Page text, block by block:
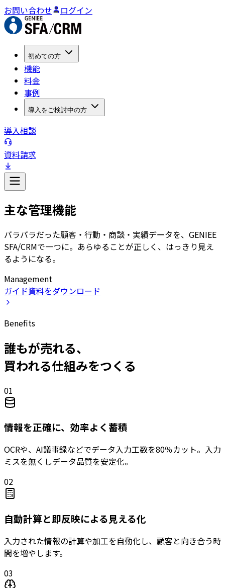
お問い合わせ ログイン
初めての方
機能
料金
事例
導入をご検討中の方
導入相談
資料請求
主な管理機能
バラバラだった顧客・行動・商談・実績データを、GENIEE
SFA/CRMで一つに。あらゆることが正しく、はっきり見え
るようになる。
Management
ガイド資料をダウンロード
Benefits
誰もが売れる、
買われる仕組みをつくる
01
情報を正確に、効率よく蓄積
OCRや、AI議事録などでデータ入力工数を80％カット。入力
ミスを無くしデータ品質を安定化。
02
自動計算と即反映による見える化
入力された情報の計算や加工を自動化し、顧客と向き合う時
間を増やします。
03